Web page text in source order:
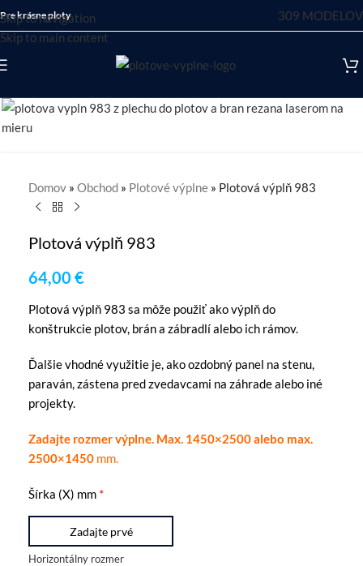
Skip to navigation
Skip to main content
Pre krásne ploty 309 MODELOV
Domov » Obchod » Plotové výplne » Plotová výplň 983
Plotová výplň 983
64,00 €
Plotová výplň 983 sa môže použiť ako výplň do
konštrukcie plotov, brán a zábradlí alebo ich rámov.
Ďalšie vhodné využitie je, ako ozdobný panel na stenu,
paraván, zástena pred zvedavcami na záhrade alebo iné
projekty.
Zadajte rozmer výplne. Max. 1450×2500 alebo max.
2500×1450 mm.
Šírka (X) mm *
Horizontálny rozmer